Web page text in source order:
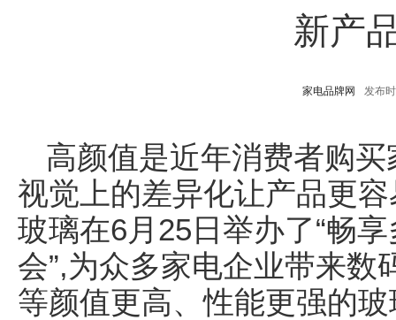
新产
家电品牌网 发布
高颜值是近年消费者购
视觉上的差异化让产品更
玻璃在6月25日举办了“畅
会”,为众多家电企业带来数
等颜值更高、性能更强的